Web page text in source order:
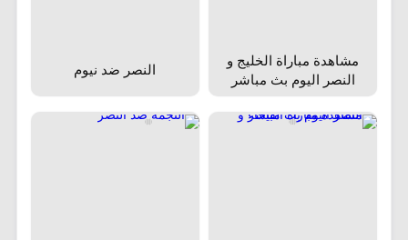
مشاهدة مباراة الخليج و
النصر اليوم بث مباشر
النصر ضد نيوم